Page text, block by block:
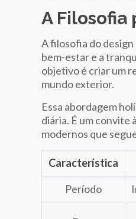
A Filosofia
A filosofia do
bem-estar e a
objetivo é criar um
mundo exterior.
Essa abordagem
diária. É um convite
modernos que
Característica
Período